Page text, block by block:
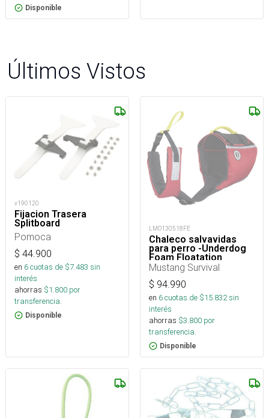
Disponible
Últimos Vistos
v190120
Fijacion Trasera
Splitboard
Pomoca
$ 44.900
en 6cuotas de $7.483 sin
interés
ahorras $1.800 por
transferencia.
Disponible
LMO130518FE
Chaleco salvavidas
para perro -Underdog
Foam Floatation
Mustang Survival
$ 94.990
en 6cuotas de $15.832sin
interés
ahorras $3.800 por
transferencia.
Disponible